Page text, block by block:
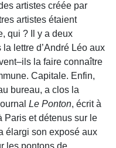
artistes créée par
artistes étaient
qui ? Il y a deux
lettre d’André Léo aux
la faire connaître
Capitale. Enfin,
bureau, a clos la
Le Ponton, écrit à
Paris et détenus sur le
élargi son exposé aux
les pontons de